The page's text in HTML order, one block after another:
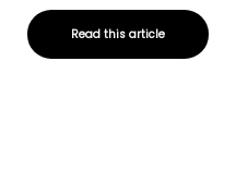
Read this article